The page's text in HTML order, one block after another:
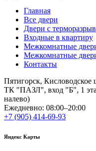
Главная
Все двери
Двери с
Входные в квартиру
Межкомнатные
Межкомнатные
Контакты
Пятигорск, Кисловодское
ТК "ПАЗЛ", вход "Б", 1
налево)
Ежедневно: 08:00–20:00
+7 (905) 414-69-93
Яндекс Карты